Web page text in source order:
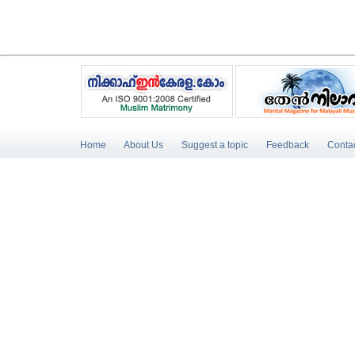
Home About Us Suggest a topic Feedback